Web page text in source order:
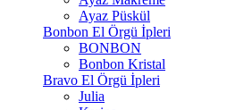
Ayaz Püskül
Bonbon El Örgü İpleri
BONBON
Bonbon Kristal
Bravo El Örgü İpleri
Julia